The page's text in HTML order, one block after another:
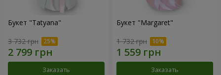
Букет "Tatyana"
3 732 грн
Заказать
Букет "Margaret"
1 732 грн
Заказать